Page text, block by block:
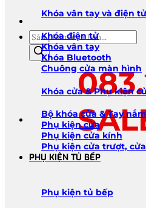
Tìm
kiếm
sản
phẩm
Khóa vân tay và điện tử
Khóa điện tử
Khóa vân tay
Khóa Bluetooth
Chuông cửa màn hình
Khóa cửa & Phụ kiện
Bộ khóa cửa & Tay
Phụ kiện cửa
Phụ kiện cửa kính
Phụ kiện cửa trượt,
PHỤ KIỆN TỦ BẾP
Phụ kiện tủ bếp